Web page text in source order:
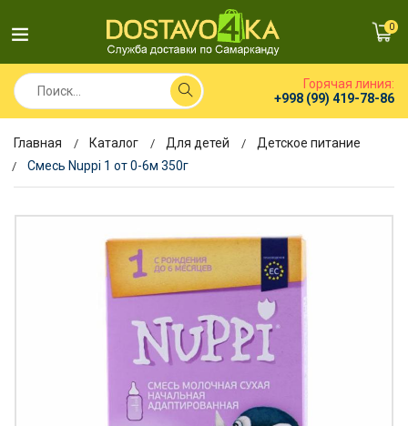
0
Горячая линия:
+998 (99) 419-78-86
Главная Каталог Для детей
Детское питание
Смесь Nuppi 1 от 0-6м 350г